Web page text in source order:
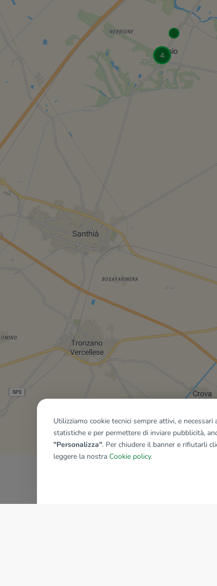
Utilizziamo cookie tecnici sempre attivi, e
statistiche e per permettere di inviare pubblicità,
"Personalizza". Per chiudere il banner e rifiutarli
leggere la nostra Cookie policy.